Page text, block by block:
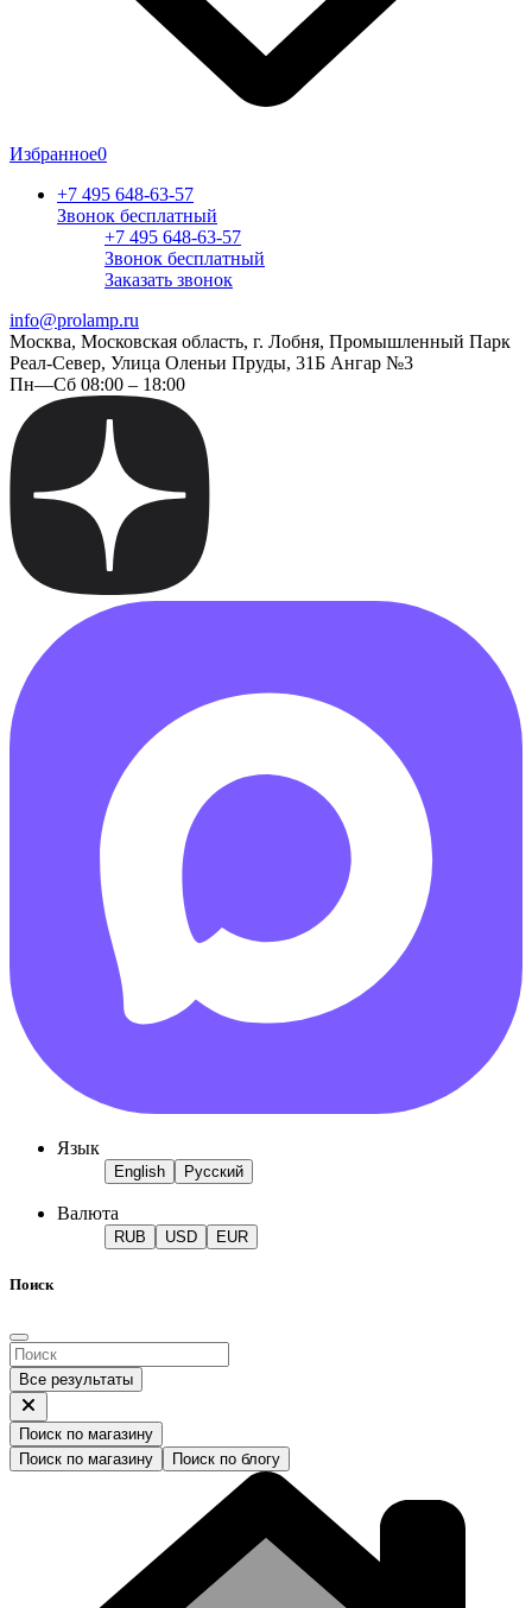
Избранное0
+7 495 648-63-57
Звонок бесплатный
+7 495 648-63-57
Звонок бесплатный
Заказать звонок
info@prolamp.ru
Москва, Московская область, г. Лобня, Промышленный Парк
Реал-Север, Улица Оленьи Пруды, 31Б Ангар №3
Пн—Сб 08:00 – 18:00
Язык
English Русский
Валюта
RUB USD EUR
Поиск
Все результаты
Поиск по магазину
Поиск по магазину
Поиск по блогу